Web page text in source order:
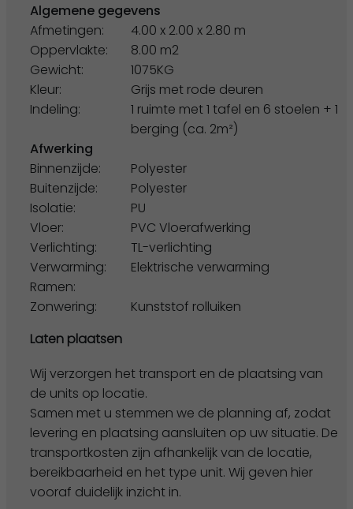
Algemene gegevens
Afmetingen:
4.00 x 2.00 x 2.80 m
Oppervlakte:
8.00 m2
Gewicht:
1075KG
Kleur:
Grijs met rode deuren
Indeling:
1 ruimte met 1 tafel en 6 stoelen + 1
berging (ca. 2m²)
Afwerking
Binnenzijde:
Polyester
Buitenzijde:
Polyester
Isolatie:
PU
Vloer:
PVC Vloerafwerking
Verlichting:
TL-verlichting
Verwarming:
Elektrische verwarming
Ramen:
Zonwering:
Kunststof rolluiken
Laten plaatsen
Wij verzorgen het transport en de plaatsing van
de units op locatie.
Samen met u stemmen we de planning af, zodat
levering en plaatsing aansluiten op uw situatie. De
transportkosten zijn afhankelijk van de locatie,
bereikbaarheid en het type unit. Wij geven hier
vooraf duidelijk inzicht in.